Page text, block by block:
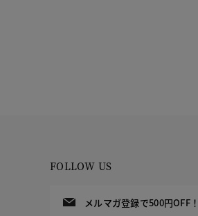
FOLLOW US
メルマガ登録で500円OFF！